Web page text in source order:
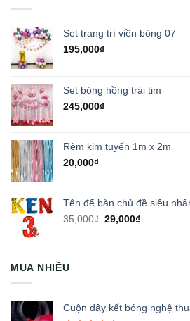
Set trang trí viền bóng 07
195,000₫
Set bóng hồng trái tim
245,000₫
Rèm kim tuyến 1m x 2m
20,000₫
Tên để bàn chủ đề siêu
35,000₫ Giá
29,000₫Giá
MUA NHIỀU
Cuộn dây kết bóng nghệ